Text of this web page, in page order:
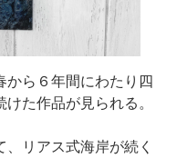
から６年間にわたり四
た作品が見られる。
リアス式海岸が続く